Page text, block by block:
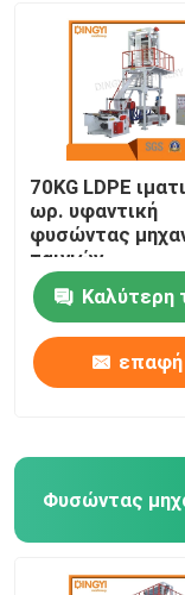
70KG LDPE
ωρ. υφαντική
φυσώντας
ταινιών
Καλύτερη
επαφή
Φυσώντας